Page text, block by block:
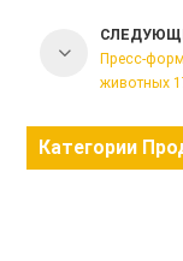
Пресс-
животных
Категории